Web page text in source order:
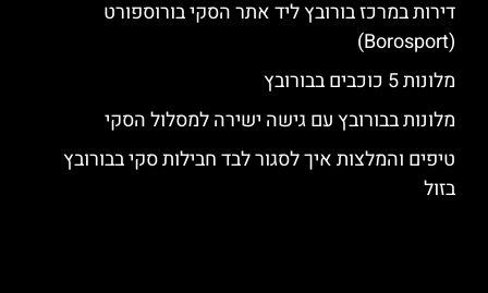
דירות במרכז בורובץ ליד אתר הסקי בורוספורט
(Borosport)
מלונות 5 כוכבים בבורובץ
מלונות בבורובץ עם גישה ישירה למסלול הסקי
טיפים והמלצות איך לסגור לבד חבילות סקי בבורובץ
בזול